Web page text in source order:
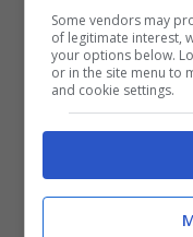
30 Settembre
Some vendors may
of legitimate interest,
your options below.
or in the site menu to
and cookie settings.